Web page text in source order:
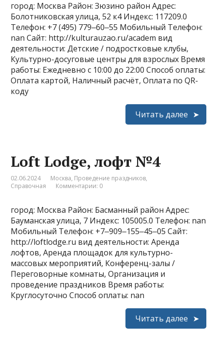
город: Москва Район: Зюзино район Адрес:
Болотниковская улица, 52 к4 Индекс: 117209.0
Телефон: +7 (495) 779‒60‒55 Мобильный Телефон:
nan Сайт: http://kulturauzao.ru/academ вид
деятельности: Детские / подростковые клубы,
Культурно-досуговые центры для взрослых Время
работы: Ежедневно с 10:00 до 22:00 Способ оплаты:
Оплата картой, Наличный расчёт, Оплата по QR-
коду
Читать далее
Loft Lodge, лофт №4
02.06.2024 Москва, Проведение праздников,
Справочная
Комментарии: 0
город: Москва Район: Басманный район Адрес:
Бауманская улица, 7 Индекс: 105005.0 Телефон: nan
Мобильный Телефон: +7‒909‒155‒45‒05 Сайт:
http://loftlodge.ru вид деятельности: Аренда
лофтов, Аренда площадок для культурно-
массовых мероприятий, Конференц-залы /
Переговорные комнаты, Организация и
проведение праздников Время работы:
Круглосуточно Способ оплаты: nan
Читать далее